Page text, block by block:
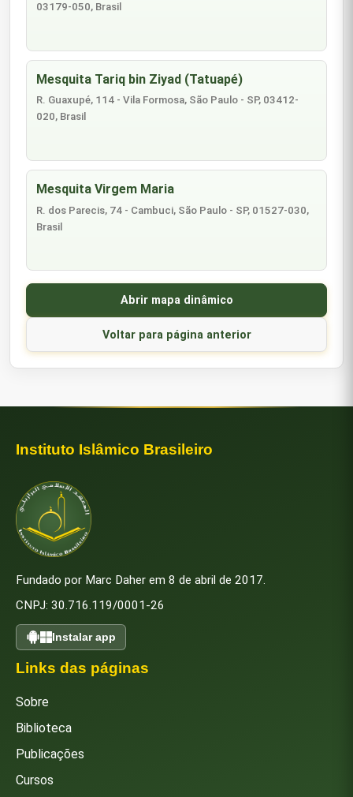
03179-050, Brasil
Mesquita Tariq bin Ziyad (Tatuapé)
R. Guaxupé, 114 - Vila Formosa, São Paulo - SP, 03412-
020, Brasil
Mesquita Virgem Maria
R. dos Parecis, 74 - Cambuci, São Paulo - SP, 01527-030,
Brasil
Abrir mapa dinâmico
Voltar para página anterior
Instituto Islâmico Brasileiro
Fundado por Marc Daher em 8 de abril de 2017.
CNPJ: 30.716.119/0001-26
Instalar app
Links das páginas
Sobre
Biblioteca
Publicações
Cursos